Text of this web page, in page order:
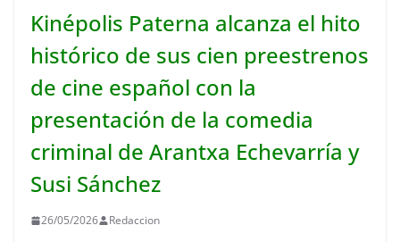
Kinépolis Paterna alcanza el hito
histórico de sus cien preestrenos
de cine español con la
presentación de la comedia
criminal de Arantxa Echevarría y
Susi Sánchez
26/05/2026 Redaccion